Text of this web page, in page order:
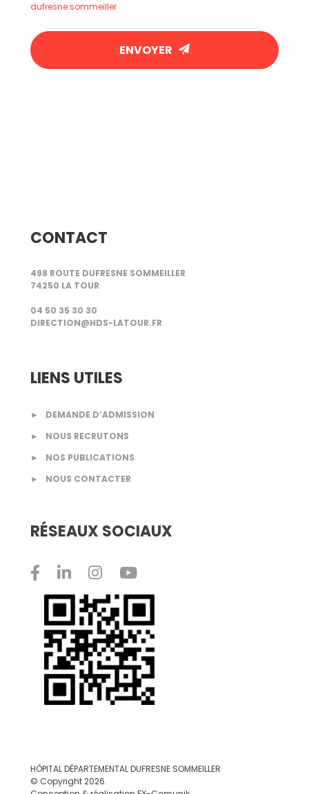
dufresne sommeiller
ENVOYER
CONTACT
498 ROUTE DUFRESNE SOMMEILLER
74250 LA TOUR
04 50 35 30 30
DIRECTION@HDS-LATOUR.FR
LIENS UTILES
►
DEMANDE D’ADMISSION
►
NOUS RECRUTONS
►
NOS PUBLICATIONS
►
NOUS CONTACTER
RÉSEAUX SOCIAUX
HÔPITAL DÉPARTEMENTAL DUFRESNE SOMMEILLER
© Copyright 2026.